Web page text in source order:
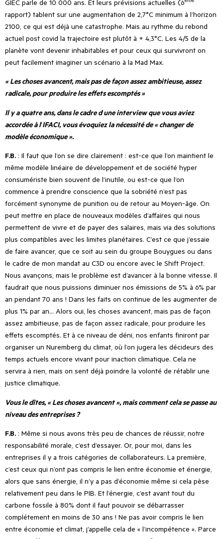
GIEC parle de 10 000 ans. Et leurs prévisions actuelles (6
rapport) tablent sur une augmentation de 2,7°C minimum à l’horizon
2100, ce qui est déjà une catastrophe. Mais au rythme du rebond
actuel post covid la trajectoire est plutôt à + 4,3°C. Les 4/5 de la
planète vont devenir inhabitables et pour ceux qui survivront on
peut facilement imaginer un scénario à la Mad Max.
« Les choses avancent, mais pas de façon assez ambitieuse,assez
radicale, pour produire les effets escomptés »
Il y a quatre ans, dans le cadre d’une interview que vous aviez
accordée à l’IFACI, vous évoquiez la nécessité de « changer de
modèle économique ».
F.B. : Il faut que l’on se dire clairement : est-ce que l’on maintient le
même modèle linéaire de développement et de société hyper
consumériste bien souvent de l’inutile, ou est-ce que l’on
commence à prendre conscience que la sobriété n’est pas
forcément synonyme de punition ou de retour au Moyen-âge. On
peut mettre en place de nouveaux modèles d’affaires qui nous
permettent de vivre et de payer des salaires, mais via des solutions
plus compatibles avec les limites planétaires. C’est ce que j’essaie
de faire avancer, que ce soit au sein du groupe Bouygues ou dans
le cadre de mon mandat au C3D ou encore avec le Shift Project.
Nous avançons, mais le problème est d’avancer à la bonne vitesse. Il
faudrait que nous puissions diminuer nos émissions de 5% à 6% par
an pendant 70 ans ! Dans les faits on continue de les augmenter de
plus 1% par an… Alors oui, les choses avancent, mais pas de façon
assez ambitieuse, pas de façon assez radicale, pour produire les
effets escomptés. Et à ce niveau de déni, nos enfants finiront par
organiser un Nuremberg du climat, où l’on jugera les décideurs des
temps actuels encore vivant pour inaction climatique. Cela ne
servira à rien, mais on sent déjà poindre la volonté de rétablir une
justice climatique.
Vous le dîtes, « Les choses avancent », mais comment cela se passe au
niveau des entreprises ?
F.B. : Même si nous avons très peu de chances de réussir, notre
responsabilité morale, c’est d’essayer. Or, pour moi, dans les
entreprises il y a trois catégories de collaborateurs. La première,
c’est ceux qui n’ont pas compris le lien entre économie et énergie,
alors que sans énergie, il n’y a pas d’économie même si cela pèse
relativement peu dans le PIB. Et l’énergie, c’est avant tout du
carbone fossile à 80% dont il faut pouvoir se débarrasser
complétement en moins de 30 ans ! Ne pas avoir compris le lien
entre économie et climat, j’appelle cela de « l’incompétence ». Parce